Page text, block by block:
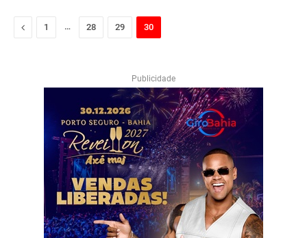
Previous
1 … 28 29 30
Publicidade